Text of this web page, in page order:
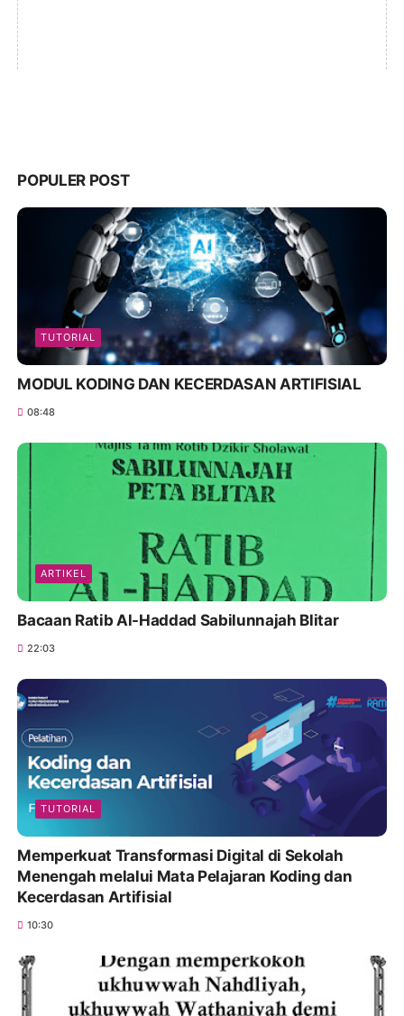
POPULER POST
TUTORIAL
MODUL KODING DAN KECERDASAN ARTIFISIAL
08:48
ARTIKEL
Bacaan Ratib Al-Haddad Sabilunnajah Blitar
22:03
TUTORIAL
Memperkuat Transformasi Digital di Sekolah
Menengah melalui Mata Pelajaran Koding dan
Kecerdasan Artifisial
10:30